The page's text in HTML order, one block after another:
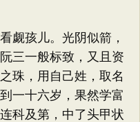
孩儿。光阴似箭，
三一般标致，又且资
珠，用自己姓，取名
一十六岁，果然学富
科及第，中了头甲状